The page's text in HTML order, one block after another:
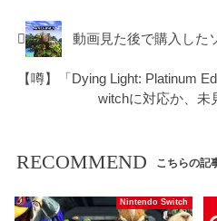
動画見た後で購入した
【噂】「Dying Light: Platinum
witchに対応か、未
RECOMMEND こちらの記
Nintendo Switch